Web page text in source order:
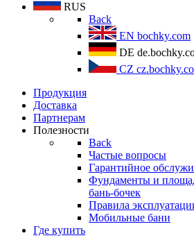
RUS
Back
EN bochky.com
DE
CZ
Продукция
Доставка
Партнерам
Полезности
Back
Частые вопросы
Гарантийное
Фундаменты и
бань-бочек
Правила
Мобильные бани
Где купить